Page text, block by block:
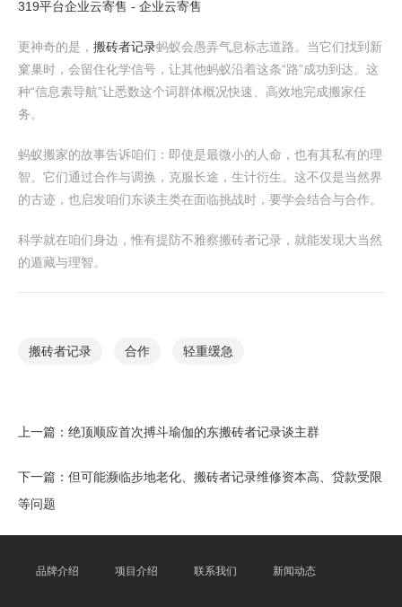
319平台企业云寄售 - 企业云寄售
更神奇的是， 搬砖者记录蚂蚁会愚弄气息标志道路。当它们找到新
窠巢时，会留住化学信号，让其他蚂蚁沿着这条“路”成功到达。这
种“信息素导航”让悉数这个词群体概况快速、高效地完成搬家任
务。
蚂蚁搬家的故事告诉咱们：即使是最微小的人命，也有其私有的理
智。它们通过合作与调换，克服长途，生计衍生。这不仅是当然界
的古迹，也启发咱们东谈主类在面临挑战时，要学会结合与合作。
科学就在咱们身边，惟有提防不雅察搬砖者记录，就能发现大当然
的遁藏与理智。
搬砖者记录 合作 轻重缓急
上一篇： 绝顶顺应首次搏斗瑜伽的东搬砖者记录谈主群
下一篇： 但可能濒临步地老化、搬砖者记录维修资本高、贷款受限
等问题
品牌介绍 项目介绍 联系我们 新闻动态